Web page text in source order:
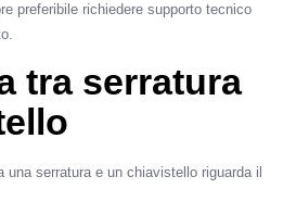
preferibile richiedere supporto tecnico
tra serratura
una serratura e un chiavistello riguarda il